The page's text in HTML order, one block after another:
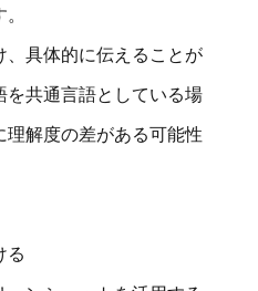
、具体的に伝えることが
共通言語としている場
解度の差がある可能性
る